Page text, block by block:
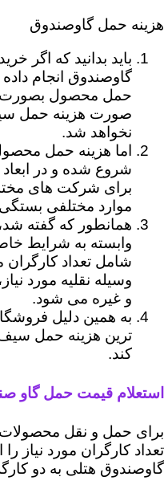
هزینه حمل گاوصندوق
باید بدانید که اگر
گاوصندوق انجام
حمل محصول بصورت
صورت هزینه حمل
نخواهد شد.
برای شرکت های
موارد مختلفی بستگی
همانطور که گفته
وابسته به شرایط
شامل تعداد کارگران
وسیله نقلیه مورد
و غیره می شود.
به همین دلیل
ترین هزینه حمل سیف
کند.
استعلام قیمت حمل گاو
برای حمل و نقل محصولات
تعداد کارگران مورد نیاز
گاوصندوق هتلی به دو